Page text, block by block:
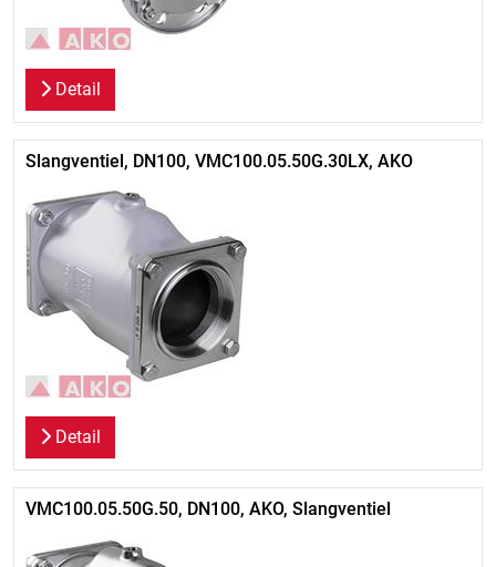
Detail
Slangventiel, DN100, VMC100.05.50G.30LX, AKO
Detail
VMC100.05.50G.50, DN100, AKO, Slangventiel